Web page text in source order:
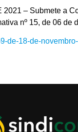
– Submete a
nº 15, de 06 de
de-18-de-